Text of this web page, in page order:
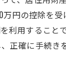
円の控除を
利用するこ
正確に手続